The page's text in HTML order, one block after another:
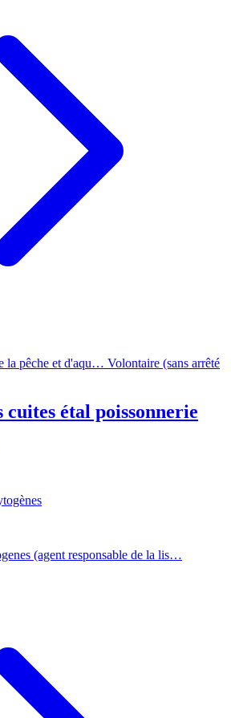
la pêche et d'aqu… Volontaire (sans arrêté
cuites étal poissonnerie
(agent responsable de la lis…